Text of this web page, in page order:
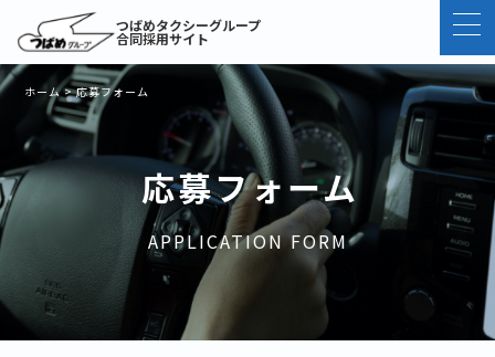
つばめタクシーグループ
合同採用サイト
ホーム>応募フォーム
応募フォーム
APPLICATION FORM